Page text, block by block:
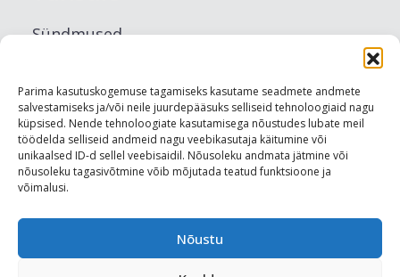
Parima kasutuskogemuse tagamiseks kasutame seadmete andmete
salvestamiseks ja/või neile juurdepääsuks selliseid tehnoloogiaid nagu
küpsised. Nende tehnoloogiate kasutamisega nõustudes lubate meil
töödelda selliseid andmeid nagu veebikasutaja käitumine või
unikaalsed ID-d sellel veebisaidil. Nõusoleku andmata jätmine või
nõusoleku tagasivõtmine võib mõjutada teatud funktsioone ja
võimalusi.
Nõustu
Sündmused
Maitseelamused
Vaatamisväärsused
Visit Tallinn
Turismiprofessionaalile